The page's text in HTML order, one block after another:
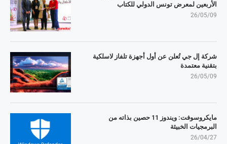
الأربعين لمعرض تونس الدولي للكتاب
26/05/09
شركة إل جي تُعلن عن أول أجهزة تلفاز لاسلكية
بتقنية معتمدة
26/05/09
مايكروسوفت: ويندوز 11 حصين بذاته من
البرمجيات الخبيثة
26/04/27